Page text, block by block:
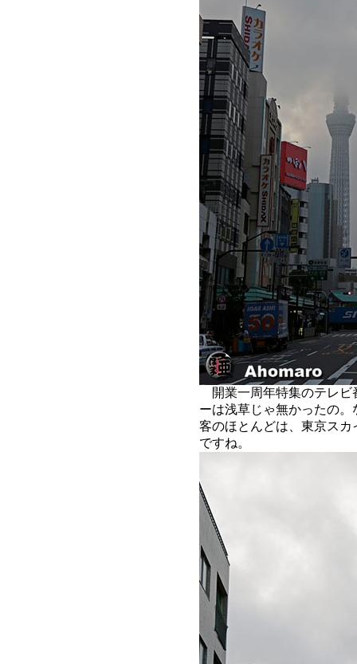
開業一周年特集のテレビ
ーは浅草じゃ無かったの
客のほとんどは、東京ス
ですね。